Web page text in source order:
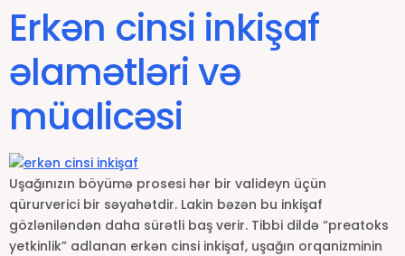
Erkən cinsi inkişaf
əlamətləri və
müalicəsi
Uşağınızın böyümə prosesi hər bir valideyn üçün
qürurverici bir səyahətdir. Lakin bəzən bu inkişaf
gözləniləndən daha sürətli baş verir. Tibbi dildə “preatoks
yetkinlik” adlanan erkən cinsi inkişaf, uşağın orqanizminin